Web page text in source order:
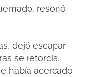
resonó
dejó escapar
se retorcía.
había acercado